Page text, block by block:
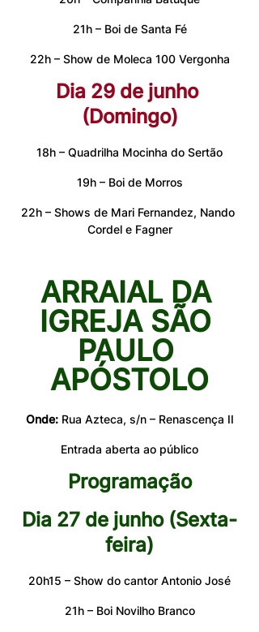
21h – Boi de Santa Fé
22h – Show de Moleca 100 Vergonha
Dia 29 de junho
(Domingo)
18h – Quadrilha Mocinha do Sertão
19h – Boi de Morros
22h – Shows de Mari Fernandez, Nando
Cordel e Fagner
ARRAIAL DA
IGREJA SÃO
PAULO
APÓSTOLO
Onde: Rua Azteca, s/n – Renascença II
Entrada aberta ao público
Programação
Dia 27 de junho (Sexta-
feira)
20h15 – Show do cantor Antonio José
21h – Boi Novilho Branco